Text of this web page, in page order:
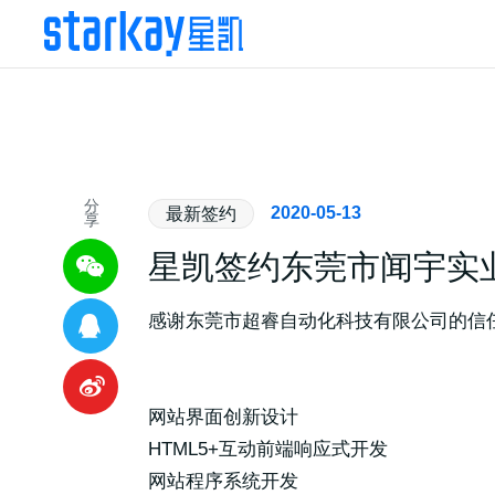
分
享
最新签约 2020-05-13
星凯签约东莞市闻宇实
感谢东莞市超睿自动化科技有限公司的
网站界面创新设计
HTML5+互动前端响应式开发
网站程序系统开发